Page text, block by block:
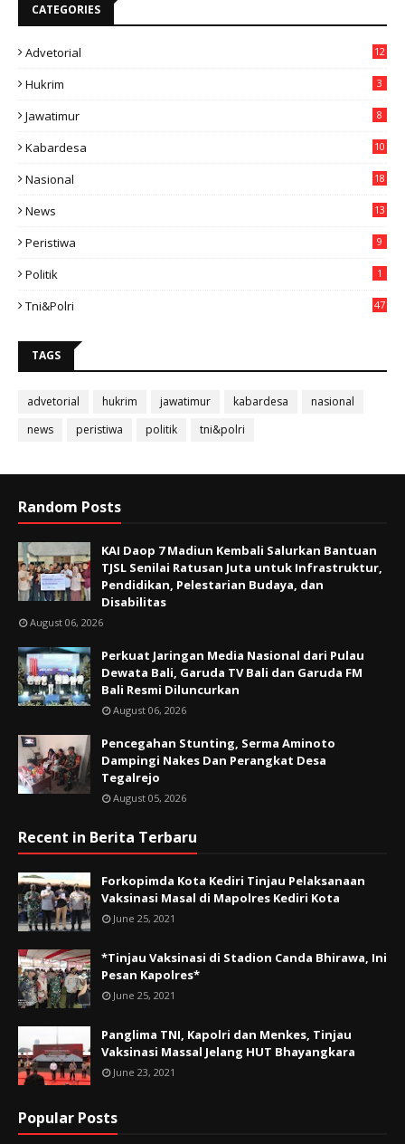
CATEGORIES
Advetorial 12
Hukrim 3
Jawatimur 8
Kabardesa
10
Nasional
18
News
13
Peristiwa 9
Politik 1
Tni&polri 47
TAGS
advetorial hukrim jawatimur kabardesa
nasional
news
peristiwa politik tni&polri
Random Posts
KAI Daop 7 Madiun Kembali Salurkan Bantuan
TJSL Senilai Ratusan Juta untuk Infrastruktur,
Pendidikan, Pelestarian Budaya, dan
Disabilitas
August 06, 2026
Perkuat Jaringan Media Nasional dari Pulau
Dewata Bali, Garuda TV Bali dan Garuda FM
Bali Resmi Diluncurkan
August 06, 2026
Pencegahan Stunting, Serma Aminoto
Dampingi Nakes Dan Perangkat Desa
Tegalrejo
August 05, 2026
Recent in Berita Terbaru
Forkopimda Kota Kediri Tinjau Pelaksanaan
Vaksinasi Masal di Mapolres Kediri Kota
June 25, 2021
*Tinjau Vaksinasi di Stadion Canda Bhirawa, Ini
Pesan Kapolres*
June 25, 2021
Panglima TNI, Kapolri dan Menkes, Tinjau
Vaksinasi Massal Jelang HUT Bhayangkara
June 23, 2021
Popular Posts